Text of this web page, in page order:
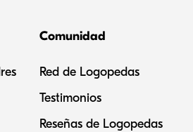
Comunidad
Red de Logopedas
Testimonios
Reseñas de Logopedas